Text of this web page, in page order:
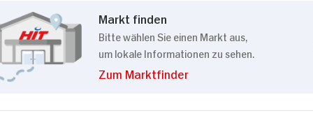
bereitgestellt haben oder die sie im Rahmen Ihrer
Präferenzen
Markt finden
Bitte wählen Sie einen Markt aus,
um lokale Informationen zu sehen.
Zum Marktfinder